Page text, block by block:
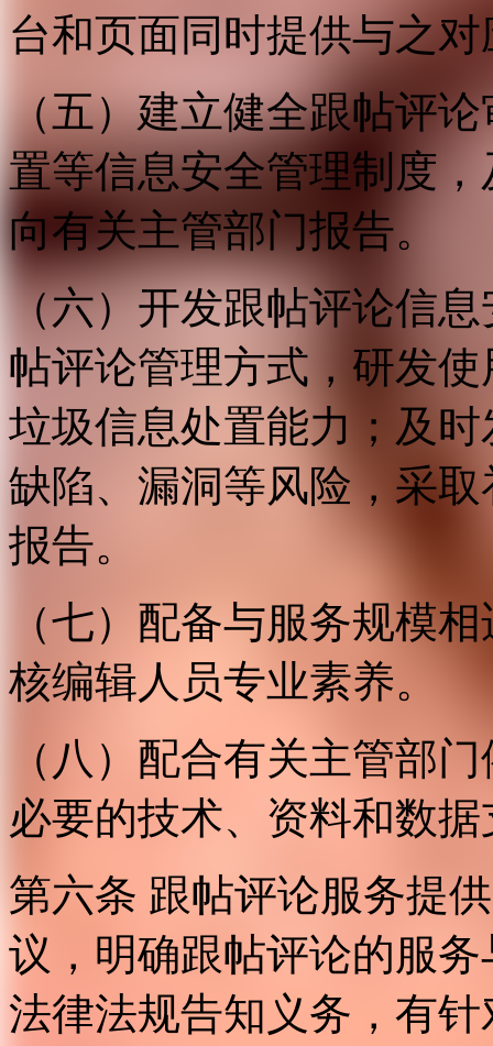
台和页面同时提供与之
（五）建立健全跟帖评
置等信息安全管理制度
向有关主管部门报告。
（六）开发跟帖评论信
帖评论管理方式，研发
垃圾信息处置能力；及
缺陷、漏洞等风险，采
报告。
（七）配备与服务规模
核编辑人员专业素养。
（八）配合有关主管部
必要的技术、资料和数
第六条 跟帖评论服务提
议，明确跟帖评论的服
法律法规告知义务，有